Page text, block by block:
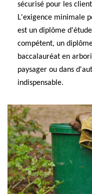
sécurisé pour les
L'exigence minimale
est un diplôme
compétent, un
baccalauréat en
paysager ou dans
indispensable.